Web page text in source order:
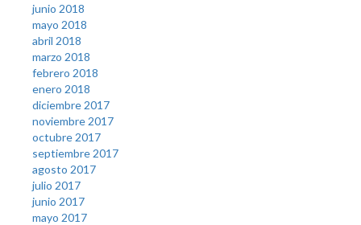
junio 2018
mayo 2018
abril 2018
marzo 2018
febrero 2018
enero 2018
diciembre 2017
noviembre 2017
octubre 2017
septiembre 2017
agosto 2017
julio 2017
junio 2017
mayo 2017